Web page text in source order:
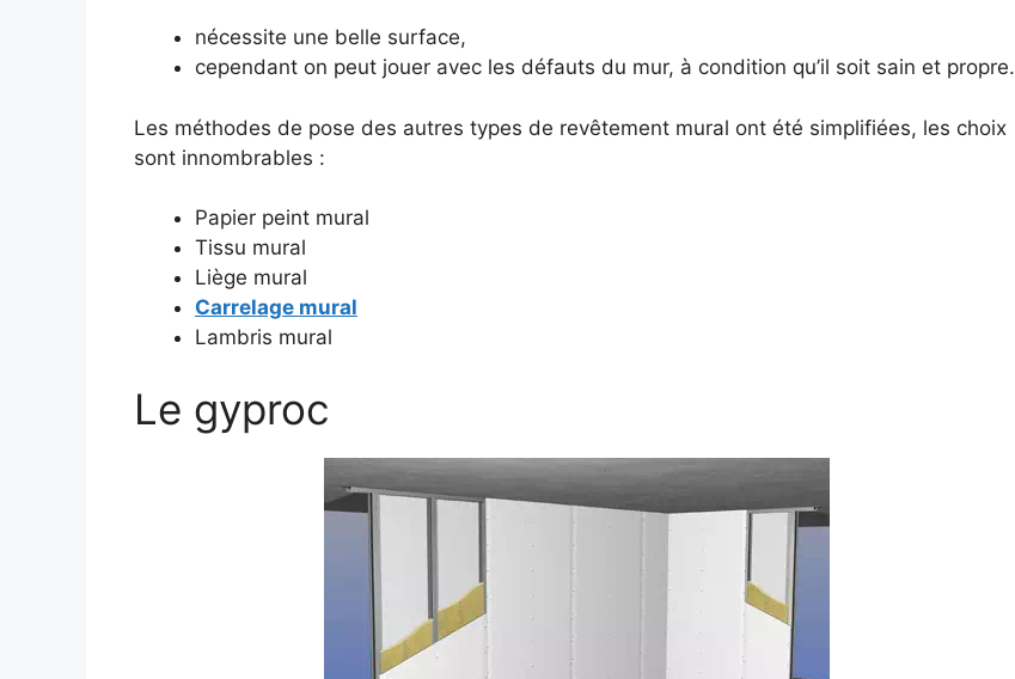
nécessite une belle surface,
cependant on peut jouer avec les défauts du mur, à condition qu’il soit sain et propre.
Les méthodes de pose des autres types de revêtement mural ont été simplifiées, les choix
sont innombrables :
Papier peint mural
Tissu mural
Liège mural
Carrelage mural
Lambris mural
Le gyproc